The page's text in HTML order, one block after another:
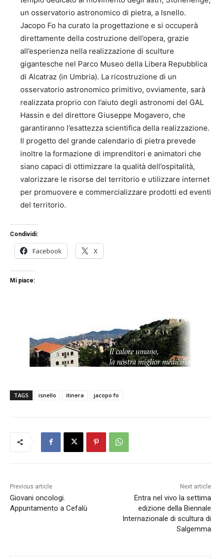
un osservatorio astronomico di pietra, a Isnello.
Jacopo Fo ha curato la progettazione e si occuperà
direttamente della costruzione dell’opera, grazie
all’esperienza nella realizzazione di sculture
gigantesche nel Parco Museo della Libera Repubblica
di Alcatraz (in Umbria). La ricostruzione di un
osservatorio astronomico primitivo, ovviamente, sarà
realizzata proprio con l’aiuto degli astronomi del GAL
Hassin e del direttore Giuseppe Mogavero, che
garantiranno l’esattezza scientifica della realizzazione.
Il progetto del grande calendario di pietra prevede
inoltre la formazione di imprenditori e animatori che
siano capaci di ottimizzare la qualità dell’ospitalità,
valorizzare le risorse del territorio e utilizzare internet
per promuovere e commercializzare prodotti ed eventi
del territorio.
Condividi:
Facebook X
Mi piace:
TAGS isnello itinera jacopo fo
Previous article
Giovani oncologi.
Appuntamento a Cefalù
Next article
Entra nel vivo la settima
edizione della Biennale
Internazionale di scultura di
Salgemma